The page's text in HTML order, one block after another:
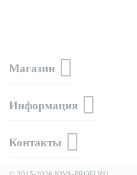
Магазин
Информация
Контакты